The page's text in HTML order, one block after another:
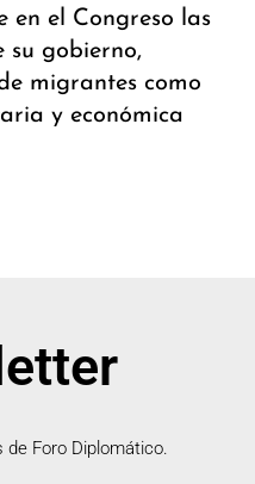
en el Congreso las
su gobierno,
migrantes como
y económica
de Foro Diplomático.